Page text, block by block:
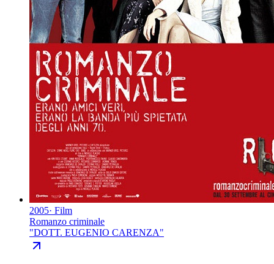
2005· Film
Romanzo criminale
"DOTT. EUGENIO CARENZA"